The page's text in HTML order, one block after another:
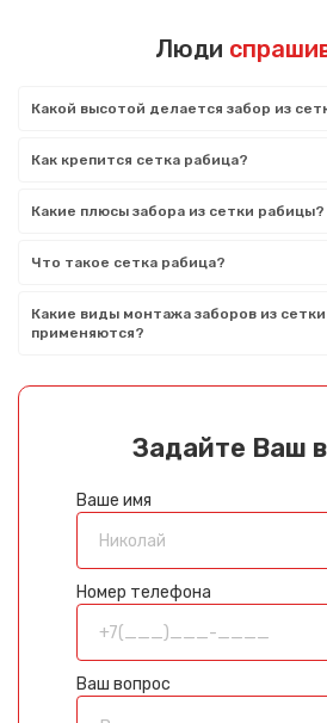
Люди
Какой высотой делается забор из
Как крепится сетка рабица?
Какие плюсы забора из сетки рабицы?
Что такое сетка рабица?
Какие виды монтажа заборов из
применяются?
Задайте Ваш
Ваше имя
Номер телефона
Ваш вопрос